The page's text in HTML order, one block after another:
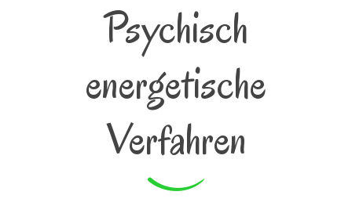
Psychisch
energetische
Verfahren